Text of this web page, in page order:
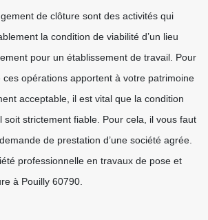
de clôture sont des activités qui
la condition de viabilité d’un lieu
pour un établissement de travail. Pour
opérations apportent à votre patrimoine
acceptable, il est vital que la condition
soit strictement fiable. Pour cela, il vous faut
de prestation d’une société agrée.
professionnelle en travaux de pose et
à Pouilly 60790.